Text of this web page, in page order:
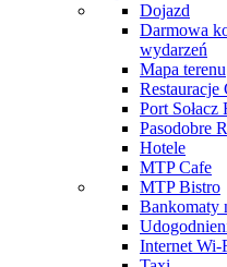
Dojazd
Darmowa
wydarzeń
Mapa terenu
Restauracje
Port Sołacz
Pasodobre
Hotele
MTP Cafe
MTP Bistro
Bankomaty
Internet Wi-